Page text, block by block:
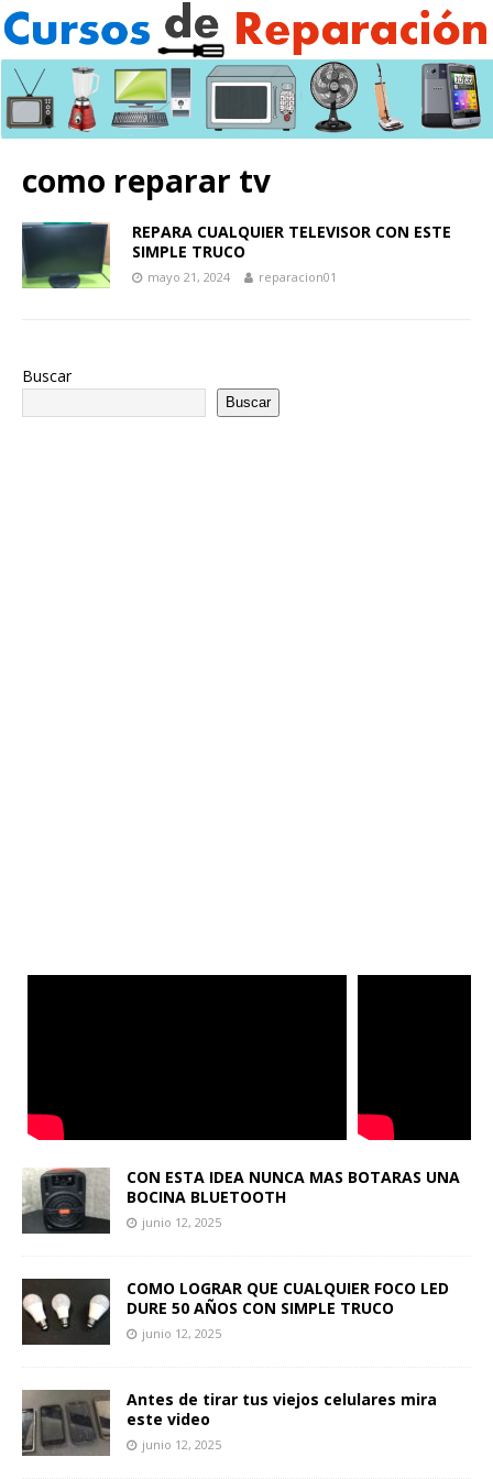
como reparar tv
REPARA CUALQUIER TELEVISOR CON ESTE
SIMPLE TRUCO
mayo 21, 2024 reparacion01
Buscar
Buscar
CON ESTA IDEA NUNCA MAS BOTARAS UNA
BOCINA BLUETOOTH
junio 12, 2025
COMO LOGRAR QUE CUALQUIER FOCO LED
DURE 50 AÑOS CON SIMPLE TRUCO
junio 12, 2025
Antes de tirar tus viejos celulares mira
este video
junio 12, 2025